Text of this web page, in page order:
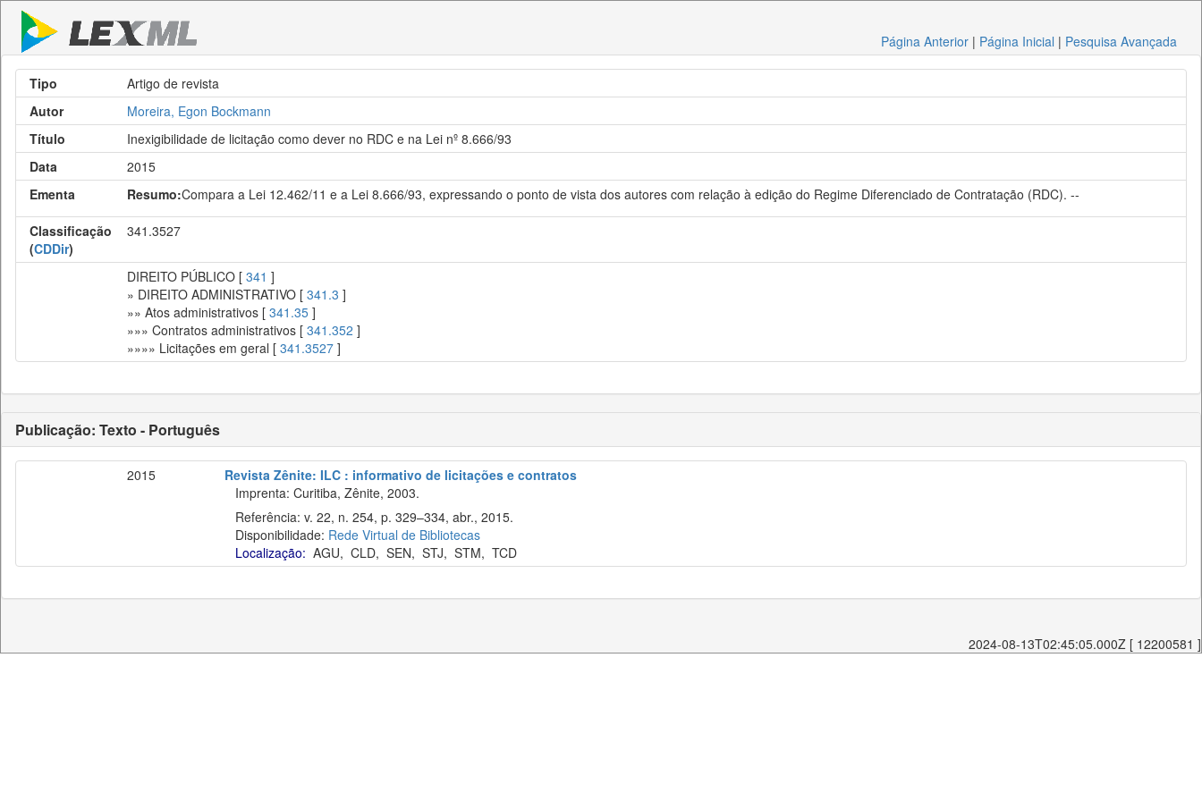
Página Anterior | Página Inicial | Pesquisa Avançada
Tipo
Artigo de revista
Autor
Moreira, Egon Bockmann
Título
Inexigibilidade de licitação como dever no RDC e na Lei nº 8.666/93
Data
2015
Ementa
Resumo:Compara a Lei 12.462/11 e a Lei 8.666/93, expressando o ponto de vista dos autores com relação à edição do Regime Diferenciado de Contratação (RDC). --
Classificação
(CDDir)
341.3527
DIREITO PÚBLICO [ 341 ]
» DIREITO ADMINISTRATIVO [ 341.3 ]
»» Atos administrativos [ 341.35 ]
»»» Contratos administrativos [ 341.352 ]
»»»» Licitações em geral [ 341.3527 ]
Publicação: Texto - Português
2015
Revista Zênite: ILC : informativo de licitações e contratos
Imprenta: Curitiba, Zênite, 2003.
Referência: v. 22, n. 254, p. 329–334, abr., 2015.
Disponibilidade: Rede Virtual de Bibliotecas
Localização: AGU, CLD, SEN, STJ, STM, TCD
2024-08-13T02:45:05.000Z [ 12200581 ]